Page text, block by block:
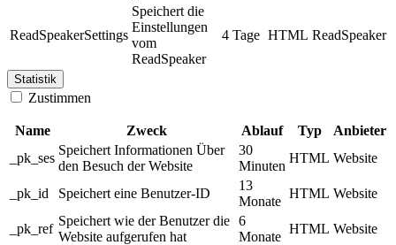
ReadSpeakerSettings
Speichert die
Einstellungen
vom
ReadSpeaker
4 Tage HTML ReadSpeaker
Statistik
Zustimmen
Name Zweck Ablauf Typ
Anbieter
_pk_ses
Speichert Informationen Über
den Besuch der Website
30
Minuten
HTML Website
_pk_id Speichert eine Benutzer-ID
13
Monate
HTML Website
_pk_ref
Speichert wie der Benutzer die
Website aufgerufen hat
6
Monate
HTML Website